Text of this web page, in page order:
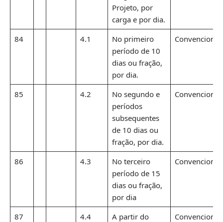
Projeto, por
carga e por dia.
84 4.1
No primeiro
período de 10
dias ou fração,
por dia.
Convencional
85 4.2
No segundo e
períodos
subsequentes
de 10 dias ou
fração, por dia.
Convencional
86 4.3
No terceiro
período de 15
dias ou fração,
por dia
Convencional
87 4.4
A partir do
Convencional